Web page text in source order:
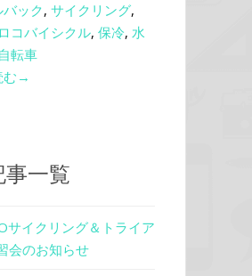
ック, サイクリング,
ロコバイシクル, 保冷, 水
自転車
む→
一覧
サイクリング＆トライア
会のお知らせ